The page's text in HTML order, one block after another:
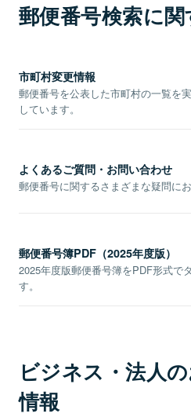
郵便番号検索に
市町村変更情報
郵便番号を公表した市町村の一覧を
しています。
よくあるご質問・お問い合わせ
郵便番号に関するさまざまな疑問にお
郵便番号簿PDF（2025年度版）
2025年度版郵便番号簿をPDF形式で
す。
ビジネス・法人
情報